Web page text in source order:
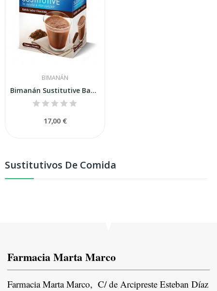
Sustitutivos De Comida
BIMANÁN
Bimanán Sustitutive Batido Chocolate 5 Sobres
17,00 €
Farmacia Marta Marco
Farmacia Marta Marco, C/ de Arcipreste Esteban Díaz